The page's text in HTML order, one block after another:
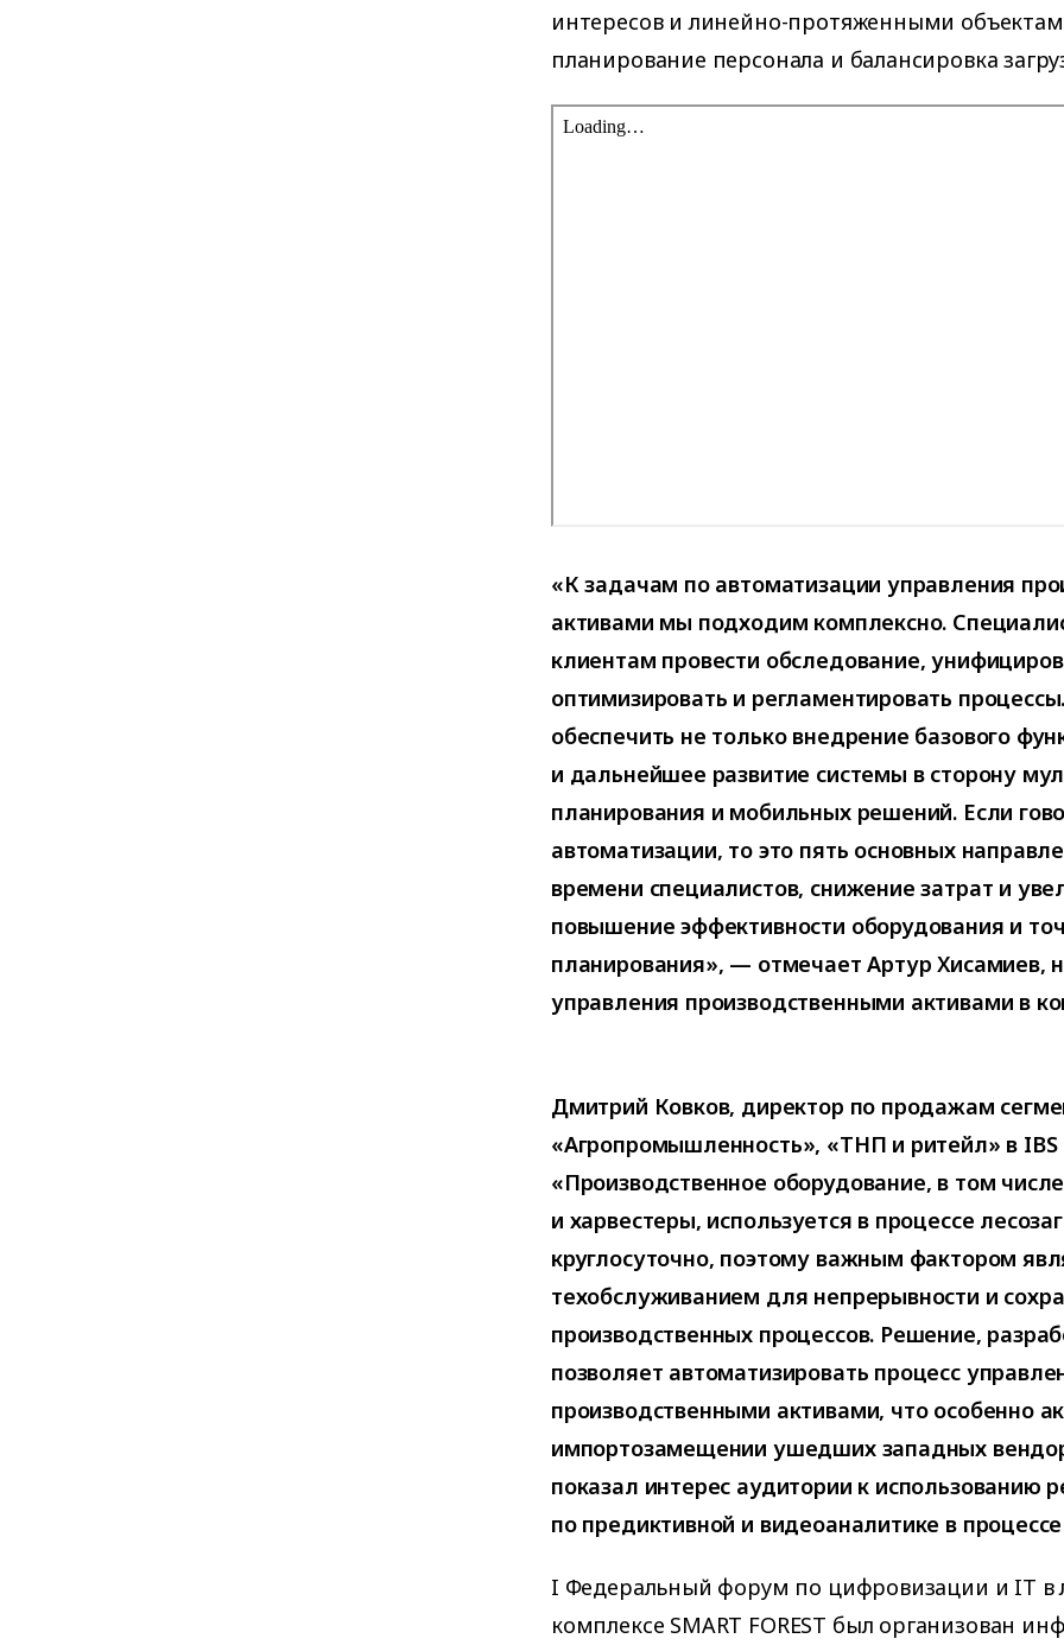
интересов и линейно-протяженными
планирование персонала и балансировка
«К задачам по автоматизации управления
активами мы подходим комплексно.
клиентам провести обследование,
оптимизировать и регламентировать
обеспечить не только внедрение базового
и дальнейшее развитие системы в сторону
планирования и мобильных решений. Если
автоматизации, то это пять основных
времени специалистов, снижение затрат и
повышение эффективности оборудования и
планирования», — отмечает Артур Хисамиев,
управления производственными активами в
Дмитрий Ковков, директор по продажам
«Агропромышленность», «ТНП и ритейл» в IBS
«Производственное оборудование, в том
и харвестеры, используется в процессе
круглосуточно, поэтому важным фактором
техобслуживанием для непрерывности и
производственных процессов. Решение,
позволяет автоматизировать процесс
производственными активами, что особенно
импортозамещении ушедших западных
показал интерес аудитории к использованию
по предиктивной и видеоаналитике в процессе
I Федеральный форум по цифровизации и IT
комплексе SMART FOREST был организован